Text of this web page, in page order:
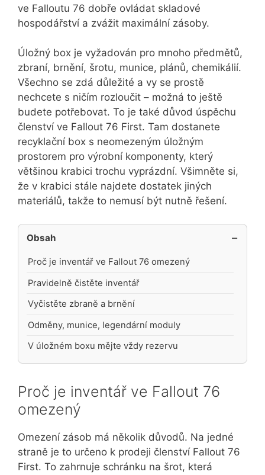
ve Falloutu 76 dobře ovládat skladové
hospodářství a zvážit maximální zásoby.
Úložný box je vyžadován pro mnoho předmětů,
zbraní, brnění, šrotu, munice, plánů, chemikálií.
Všechno se zdá důležité a vy se prostě
nechcete s ničím rozloučit – možná to ještě
budete potřebovat. To je také důvod úspěchu
členství ve Fallout 76 First. Tam dostanete
recyklační box s neomezeným úložným
prostorem pro výrobní komponenty, který
většinou krabici trochu vyprázdní. Všimněte si,
že v krabici stále najdete dostatek jiných
materiálů, takže to nemusí být nutně řešení.
Obsah
Proč je inventář ve Fallout 76 omezený
Pravidelně čistěte inventář
Vyčistěte zbraně a brnění
Odměny, munice, legendární moduly
V úložném boxu mějte vždy rezervu
Proč je inventář ve Fallout 76
omezený
Omezení zásob má několik důvodů. Na jedné
straně je to určeno k prodeji členství Fallout 76
First. To zahrnuje schránku na šrot, která